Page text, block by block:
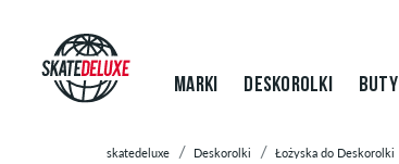
MARKI DESKOROLKI BUTY
skatedeluxe Deskorolki Łożyska do Deskorolki